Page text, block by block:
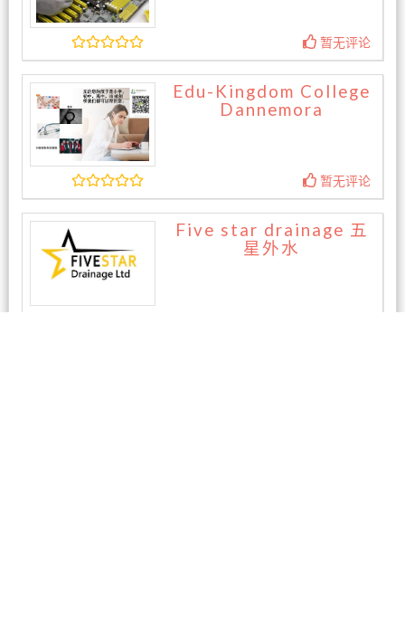
暂无评论
Edu-Kingdom College
Dannemora
暂无评论
Five star drainage 五
星外水